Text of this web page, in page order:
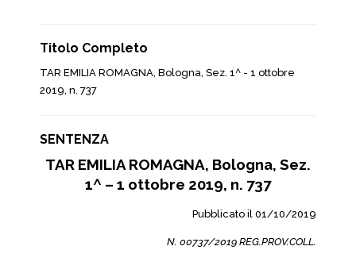
Titolo Completo
TAR EMILIA ROMAGNA, Bologna, Sez. 1^ - 1 ottobre
2019, n. 737
SENTENZA
TAR EMILIA ROMAGNA, Bologna, Sez.
1^ – 1 ottobre 2019, n. 737
Pubblicato il 01/10/2019
N. 00737/2019 REG.PROV.COLL.